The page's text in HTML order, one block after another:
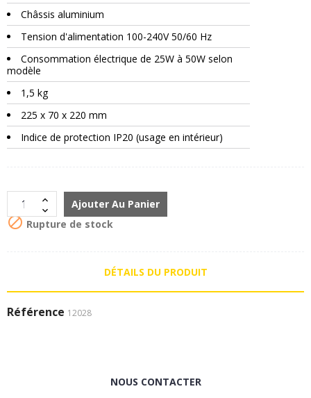
Châssis aluminium
Tension d'alimentation 100-240V 50/60 Hz
Consommation électrique de 25W à 50W selon
modèle
1,5 kg
225 x 70 x 220 mm
Indice de protection IP20 (usage en intérieur)
Ajouter Au Panier
 Rupture de stock
DÉTAILS DU PRODUIT
Référence 12028
NOUS CONTACTER